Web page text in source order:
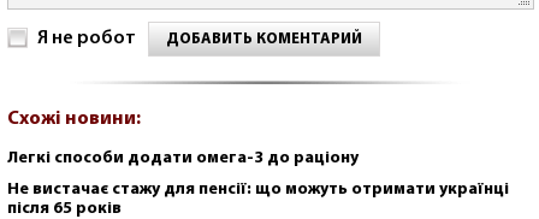
Я не робот ДОБАВИТЬ КОМЕНТАРИЙ
Схожі новини:
Легкі способи додати омега-3 до раціону
Не вистачає стажу для пенсії: що можуть отримати українці
після 65 років